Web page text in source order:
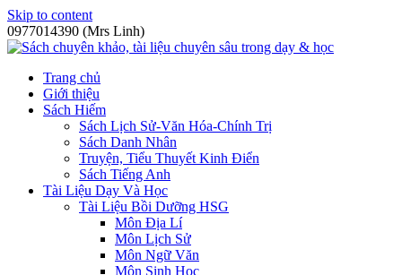
Skip to content
0977014390 (Mrs Linh)
Trang chủ
Giới thiệu
Sách Hiếm
Sách Lịch Sử-Văn Hóa-Chính Trị
Sách Danh Nhân
Truyện, Tiểu Thuyết Kinh Điển
Sách Tiếng Anh
Tài Liệu Dạy Và Học
Tài Liệu Bồi Dưỡng HSG
Môn Địa Lí
Môn Lịch Sử
Môn Ngữ Văn
Môn Sinh Học